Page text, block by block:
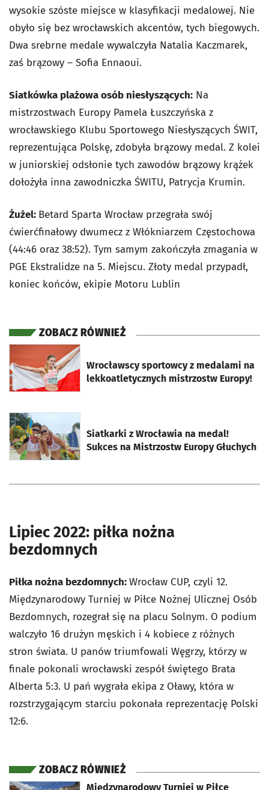
wysokie szóste miejsce w klasyfikacji medalowej. Nie
obyło się bez wrocławskich akcentów, tych biegowych.
Dwa srebrne medale wywalczyła Natalia Kaczmarek,
zaś brązowy – Sofia Ennaoui.
Siatkówka plażowa osób niesłyszących: Na
mistrzostwach Europy Pamela Łuszczyńska z
wrocławskiego Klubu Sportowego Niesłyszących ŚWIT,
reprezentująca Polskę, zdobyła brązowy medal. Z kolei
w juniorskiej odsłonie tych zawodów brązowy krążek
dołożyła inna zawodniczka ŚWITU, Patrycja Krumin.
Żużel: Betard Sparta Wrocław przegrała swój
ćwierćfinałowy dwumecz z Włókniarzem Częstochowa
(44:46 oraz 38:52). Tym samym zakończyła zmagania w
PGE Ekstralidze na 5. Miejscu. Złoty medal przypadł,
koniec końców, ekipie Motoru Lublin
ZOBACZ RÓWNIEŻ
Wrocławscy sportowcy z medalami na
lekkoatletycznych mistrzostw Europy!
otworzy się w nowej karcie
Siatkarki z Wrocławia na medal!
Sukces na Mistrzostw Europy Głuchych
otworzy się w nowej karcie
Lipiec 2022: piłka nożna
bezdomnych
Piłka nożna bezdomnych:Wrocław CUP, czyli 12.
Międzynarodowy Turniej w Piłce Nożnej Ulicznej Osób
Bezdomnych, rozegrał się na placu Solnym. O podium
walczyło 16 drużyn męskich i 4 kobiece z różnych
stron świata. U panów triumfowali Węgrzy, którzy w
finale pokonali wrocławski zespół świętego Brata
Alberta 5:3. U pań wygrała ekipa z Oławy, która w
rozstrzygającym starciu pokonała reprezentację Polski
12:6.
ZOBACZ RÓWNIEŻ
Międzynarodowy Turniej w Piłce
otworzy się w nowej karcie